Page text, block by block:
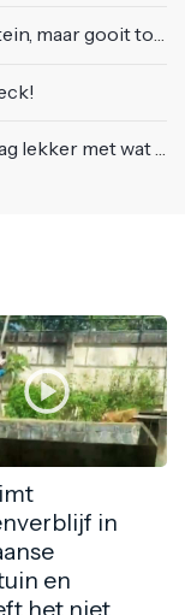
toerist bijna knock-out
rek- en strekoefeningen
in
en
het niet